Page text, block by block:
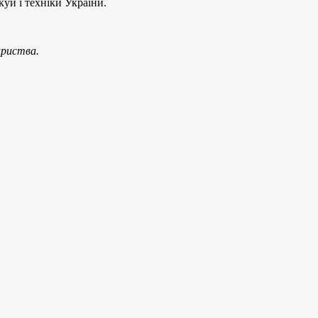
і техніки України.